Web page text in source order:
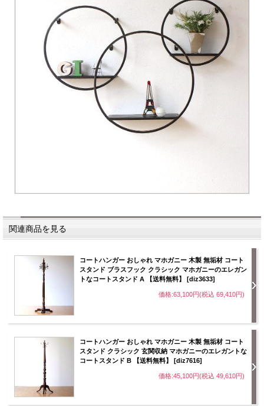
関連商品を見る
コートハンガー おしゃれ マホガニー 木製 無垢材 コート
スタンド ブラスフック クラシック マホガニーのエレガン
トなコートスタンド A 【送料無料】 [diz3633]
価格:63,100円(税込 69,410円)
コートハンガー おしゃれ マホガニー 木製 無垢材 コート
スタンド クラシック 玄関収納 マホガニーのエレガントな
コートスタンド B 【送料無料】 [diz7616]
価格:45,100円(税込 49,610円)